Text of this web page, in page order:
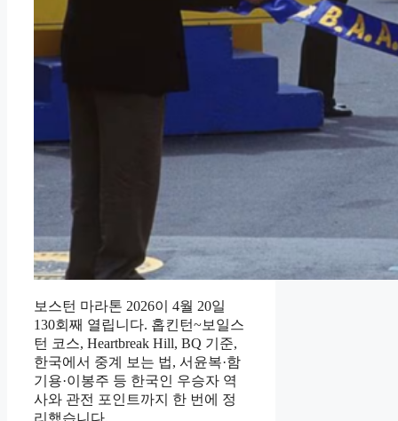
보스턴 마라톤 2026이 4월 20일
130회째 열립니다. 홉킨턴~보일스
턴 코스, Heartbreak Hill, BQ 기준,
한국에서 중계 보는 법, 서윤복·함
기용·이봉주 등 한국인 우승자 역
사와 관전 포인트까지 한 번에 정
리했습니다.